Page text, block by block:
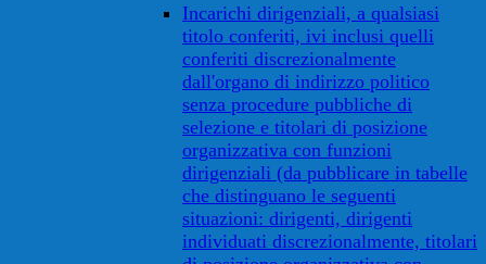
Incarichi dirigenziali, a qualsiasi
titolo conferiti, ivi inclusi quelli
conferiti discrezionalmente
dall'organo di indirizzo politico
senza procedure pubbliche di
selezione e titolari di posizione
organizzativa con funzioni
dirigenziali (da pubblicare in tabelle
che distinguano le seguenti
situazioni: dirigenti, dirigenti
individuati discrezionalmente, titolari